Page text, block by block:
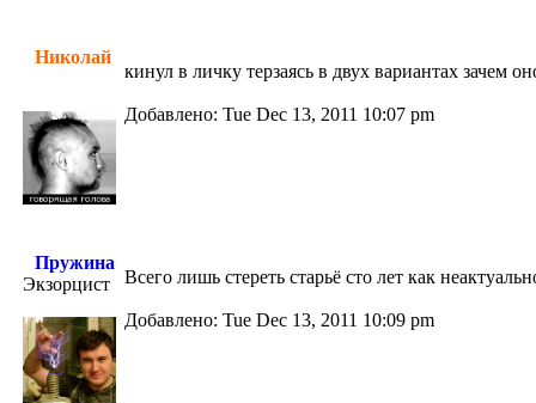
Николай
кинул в личку терзаясь в двух вариантах зачем
Добавлено: Tue Dec 13, 2011 10:07 pm
Пружина
Экзорцист
Всего лишь стереть старьё сто лет как
Добавлено: Tue Dec 13, 2011 10:09 pm